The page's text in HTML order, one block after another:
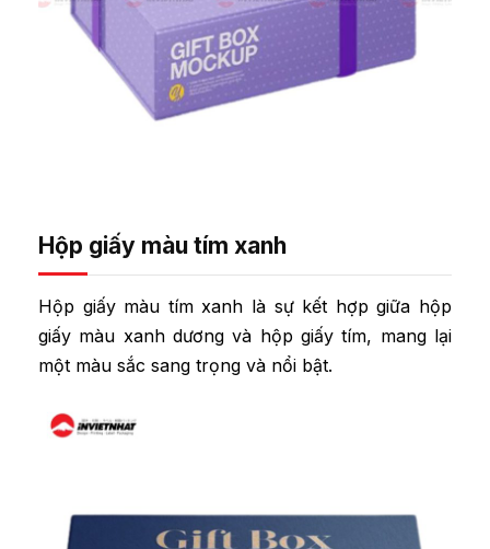
Hộp giấy màu tím xanh
Hộp giấy màu tím xanh là sự kết hợp giữa hộp
giấy màu xanh dương và hộp giấy tím, mang lại
một màu sắc sang trọng và nổi bật.